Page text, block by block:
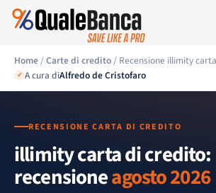
Home/Carte di credito/ Recensione illimity
✓ A cura diAlfredo de Cristofaro
RECENSIONE CARTA DI CREDITO
illimity carta di credito:
recensioneagosto 2026